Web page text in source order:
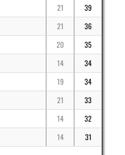
21
39
21
36
20
35
14
34
19
34
21
33
14
32
14 31